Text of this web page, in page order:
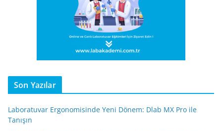
Son Yazılar
Laboratuvar Ergonomisinde Yeni Dönem: Dlab MX Pro ile
Tanışın